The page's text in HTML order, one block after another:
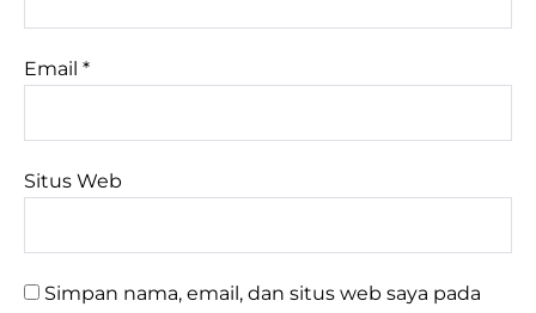
Email *
Situs Web
Simpan nama, email, dan situs web saya pada